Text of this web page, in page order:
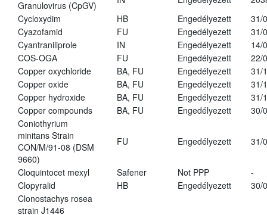
Granulovirus (CpGV)
Cycloxydim
HB Engedélyezett
31/
Cyazofamid
FU Engedélyezett
31/
Cyantraniliprole
IN Engedélyezett
14/
COS-OGA
FU Engedélyezett
22/
Copper oxychloride
BA, FU Engedélyezett
31/
Copper oxide
BA, FU Engedélyezett
31/
Copper hydroxide
BA, FU Engedélyezett
31/
Copper compounds
BA, FU Engedélyezett
30/
Coniothyrium
minitans Strain
CON/M/91-08 (DSM
9660)
FU Engedélyezett 31/
Cloquintocet mexyl Safener Not PPP
-
Clopyralid
HB Engedélyezett
30/
Clonostachys rosea
strain J1446